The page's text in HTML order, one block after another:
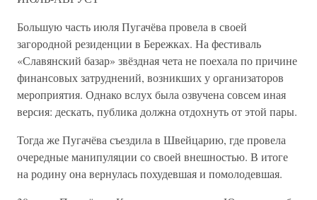
Большую часть июля Пугачёва провела в своей
загородной резиденции в Бережках. На фестиваль
«Славянский базар» звёздная чета не поехала по причине
финансовых затруднений, возникших у организаторов
мероприятия. Однако вслух была озвучена совсем иная
версия: дескать, публика должна отдохнуть от этой пары.
Тогда же Пугачёва съездила в Швейцарию, где провела
очередные манипуляции со своей внешностью. В итоге
на родину она вернулась похудевшая и помолодевшая.